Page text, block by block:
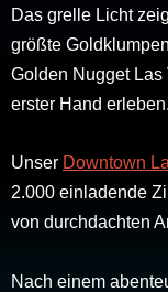
Das grelle Licht
größte
Golden Nugget
erster Hand erleben.
Unser Downtown
2.000 einladende
von durchdachten
Nach einem